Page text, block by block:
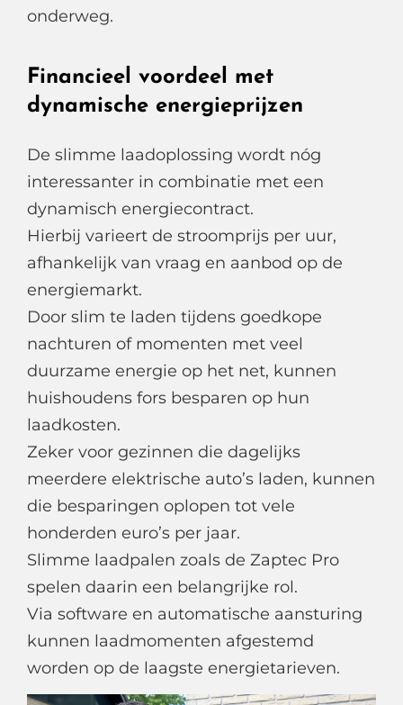
onderweg.
Financieel voordeel met
dynamische energieprijzen
De slimme laadoplossing wordt nóg
interessanter in combinatie met een
dynamisch energiecontract.
Hierbij varieert de stroomprijs per uur,
afhankelijk van vraag en aanbod op de
energiemarkt.
Door slim te laden tijdens goedkope
nachturen of momenten met veel
duurzame energie op het net, kunnen
huishoudens fors besparen op hun
laadkosten.
Zeker voor gezinnen die dagelijks
meerdere elektrische auto’s laden, kunnen
die besparingen oplopen tot vele
honderden euro’s per jaar.
Slimme laadpalen zoals de Zaptec Pro
spelen daarin een belangrijke rol.
Via software en automatische aansturing
kunnen laadmomenten afgestemd
worden op de laagste energietarieven.